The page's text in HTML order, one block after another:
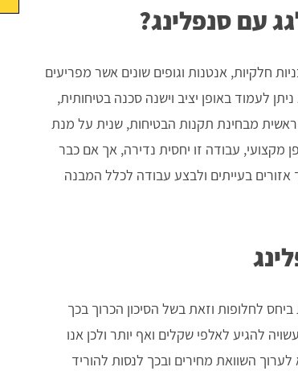
עם סנפלינג?
חלקיות, אנטנות וגופים שונים אשר מפריעים
לעמוד באופן יציב וישנה סכנה בטיחותית,
מבחינת תקנות הבטיחות, שנית על מנת
מקצועי, עבודה זו יחסית נדירה, אך אם כבר
אזורים בעייתים ולבצע עבודה לכלל המבנה
לחלופות וזאת בשל הסיכון הכרוך בכך
להגיע לאלפי שקלים ואף יותר ולכן אנו
השוואת מחירים ובכך לנסות להוריד